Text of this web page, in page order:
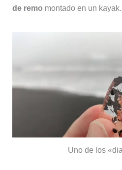
de remo montado en un kayak.
Uno de los